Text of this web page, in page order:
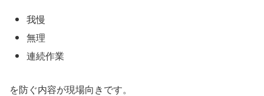
我慢
無理
連続作業
を防ぐ内容が現場向きです。